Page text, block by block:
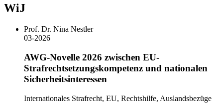
WiJ
Prof. Dr. Nina Nestler
03-2026
AWG-Novelle 2026 zwischen EU-
Strafrechtsetzungskompetenz und nationalen
Sicherheitsinteressen
Internationales Strafrecht, EU, Rechtshilfe, Auslandsbezüge